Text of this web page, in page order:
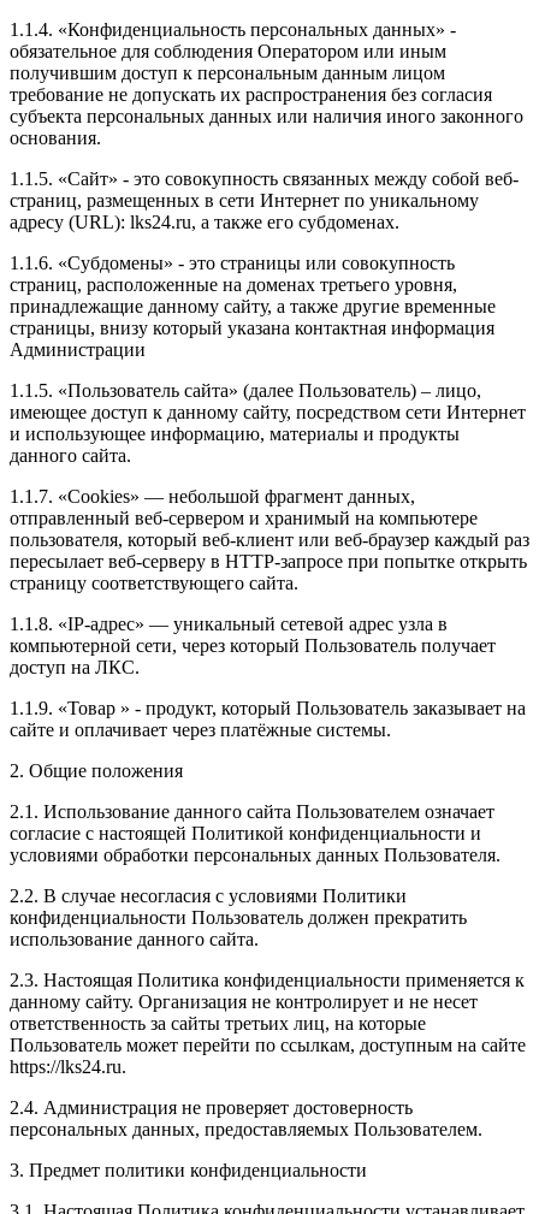
1.1.4. «Конфиденциальность персональных данных» -
обязательное для соблюдения Оператором или иным
получившим доступ к персональным данным лицом
требование не допускать их распространения без согласия
субъекта персональных данных или наличия иного законного
основания.
1.1.5. «Сайт» - это совокупность связанных между собой веб-
страниц, размещенных в сети Интернет по уникальному
адресу (URL): lks24.ru, а также его субдоменах.
1.1.6. «Субдомены» - это страницы или совокупность
страниц, расположенные на доменах третьего уровня,
принадлежащие данному сайту, а также другие временные
страницы, внизу который указана контактная информация
Администрации
1.1.5. «Пользователь сайта» (далее Пользователь) – лицо,
имеющее доступ к данному сайту, посредством сети Интернет
и использующее информацию, материалы и продукты
данного сайта.
1.1.7. «Cookies» — небольшой фрагмент данных,
отправленный веб-сервером и хранимый на компьютере
пользователя, который веб-клиент или веб-браузер каждый раз
пересылает веб-серверу в HTTP-запросе при попытке открыть
страницу соответствующего сайта.
1.1.8. «IP-адрес» — уникальный сетевой адрес узла в
компьютерной сети, через который Пользователь получает
доступ на ЛКС.
1.1.9. «Товар » - продукт, который Пользователь заказывает на
сайте и оплачивает через платёжные системы.
2. Общие положения
2.1. Использование данного сайта Пользователем означает
согласие с настоящей Политикой конфиденциальности и
условиями обработки персональных данных Пользователя.
2.2. В случае несогласия с условиями Политики
конфиденциальности Пользователь должен прекратить
использование данного сайта.
2.3. Настоящая Политика конфиденциальности применяется к
данному сайту. Организация не контролирует и не несет
ответственность за сайты третьих лиц, на которые
Пользователь может перейти по ссылкам, доступным на сайте
https://lks24.ru.
2.4. Администрация не проверяет достоверность
персональных данных, предоставляемых Пользователем.
3. Предмет политики конфиденциальности